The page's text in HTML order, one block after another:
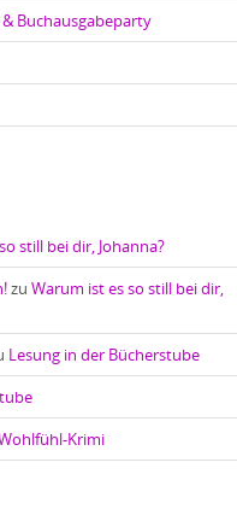
Buchausgabeparty
still bei dir, Johanna?
zu Warum ist es so still bei dir,
Lesung in der Bücherstube
Krimi